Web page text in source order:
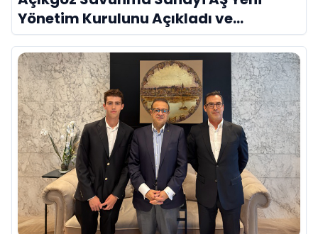
Yönetim Kurulunu Açıkladı ve
Savunma Sanayinde Küresel Vizyon
Vurgusu